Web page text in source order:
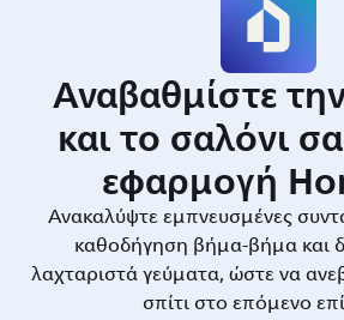
Αναβαθμίστε
και το σαλόνι
εφαρμογή
Ανακαλύψτε εμπνευσμένες
καθοδήγηση βήμα-βήμα και
λαχταριστά γεύματα, ώστε να
σπίτι στο επόμενο